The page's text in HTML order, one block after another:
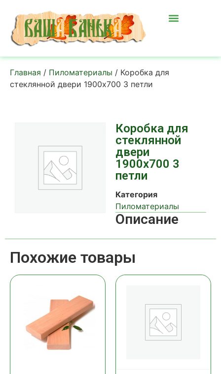
Главная / Пиломатериалы / Коробка для
стеклянной двери 1900х700 3 петли
Коробка для
стеклянной
двери
1900х700 3
петли
Категория
Пиломатериалы
Описание
Похожие товары